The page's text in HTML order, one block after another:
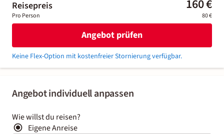
Angebot individuell anpassen
Wie willst du reisen?
Eigene Anreise
Reisepreis 160 €
Pro Person 80 €
Angebot prüfen
Keine Flex-Option mit kostenfreier Stornierung verfügbar.